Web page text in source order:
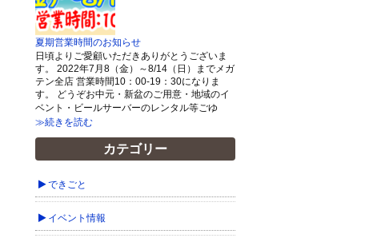
夏期営業時間のお知らせ
日頃よりご愛顧いただきありがとうございま
す。 2022年7月8（金）～8/14（日）までメガ
テン全店 営業時間10：00-19：30になりま
す。 どうぞお中元・新盆のご用意・地域のイ
ベント・ビールサーバーのレンタル等ごゆ
≫続きを読む
カテゴリー
できごと
イベント情報